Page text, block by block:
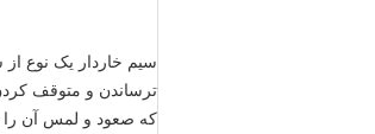
سیم خاردار یک نوع
ترساندن و متوقف
که صعود و لمس آن را